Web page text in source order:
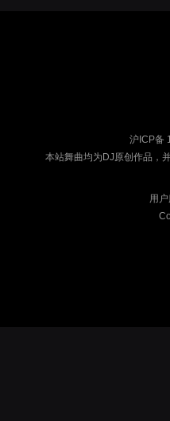
沪ICP备
本站舞曲均为DJ原创作品，
用